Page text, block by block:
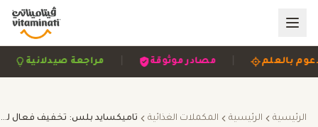
مراجعة صيدلانية | مصادر موثوقة | مدعوم بالعلم
الرئيسية الرئيسية المكملات الغذائية تاميكسايد بلس: تخفيف فعال للارتجاع والحموضة الزائدة